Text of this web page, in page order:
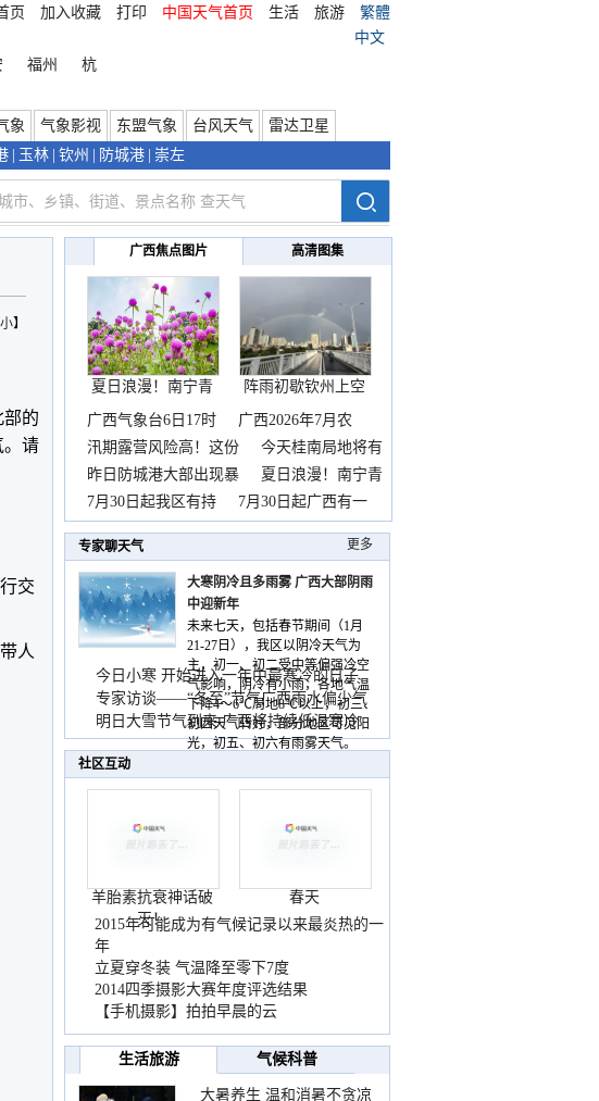
页 加入收藏 打印 中国天气首页 生活 旅游
繁體
中文
福州
杭
象 气象影视 东盟气象 台风天气
雷达卫星
玉林 钦州 防城港 崇左
小】
的
。请
交
人
广西焦点图片 高清图集
夏日浪漫！南宁青
秀山
阵雨初歇钦州上空
邂逅
广西气象台6日17时
广西2026年7月农
汛期露营风险高！这份
今天桂南局地将有
暴雨
昨日防城港大部出现暴
夏日浪漫！南宁青
秀山
7月30日起我区有持 7月30日起广西有一
专家聊天气 更多
大寒阴冷且多雨雾 广西大部阴雨
中迎新年
未来七天，包括春节期间（1月
21-27日），我区以阴冷天气为
主，初一、初二受中等偏强冷空
气影响，阴冷有小雨，各地气温
下降4～6℃局地8℃以上，初三、
初四天气转好，部分地区可见阳
光，初五、初六有雨雾天气。
今日小寒 开始进入一年中最寒冷的日子
专家访谈——“冬至”节气广西雨水偏少气
温低
明日大雪节气到来 广西将持续低温寒冷
天气
社区互动
羊胎素抗衰神话破
灭！
春天
2015年可能成为有气候记录以来最炎热的一
年
立夏穿冬装 气温降至零下7度
2014四季摄影大赛年度评选结果
【手机摄影】拍拍早晨的云
生活旅游 气候科普
大暑养生 温和消暑不贪凉